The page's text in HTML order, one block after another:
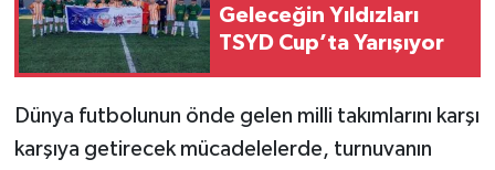
Geleceğin Yıldızları
TSYD Cup’ta Yarışıyor
Dünya futbolunun önde gelen milli takımlarını karşı
karşıya getirecek mücadelelerde, turnuvanın